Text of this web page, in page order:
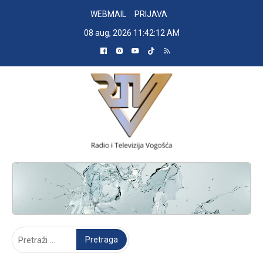
WEBMAIL
PRIJAVA
08 aug, 2026 11:42:13 AM
RADIO TELEVIZIJA VOGOŠĆA